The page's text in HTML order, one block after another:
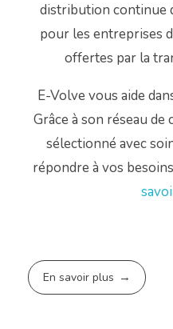
distribution continue
pour les entreprises
offertes par la
E-Volve vous aide
Grâce à son réseau
sélectionné avec
répondre à vos
En savoir plus